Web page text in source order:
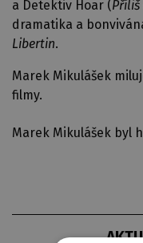
a Detektiv Hoar (
dramatika a
Libertin.
Marek Mikulášek
filmy.
Marek Mikulášek byl